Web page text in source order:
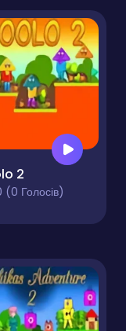
2
(0 Голосів)